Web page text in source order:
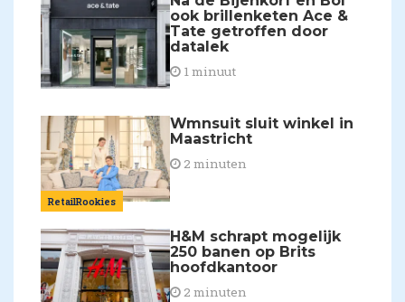
ook brillenketen Ace &
Tate getroffen door
datalek
1 minuut
RetailRookies
Wmnsuit sluit winkel in
Maastricht
2 minuten
H&M schrapt mogelijk
250 banen op Brits
hoofdkantoor
2 minuten